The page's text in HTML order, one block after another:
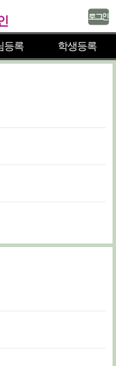
등록 학생등록